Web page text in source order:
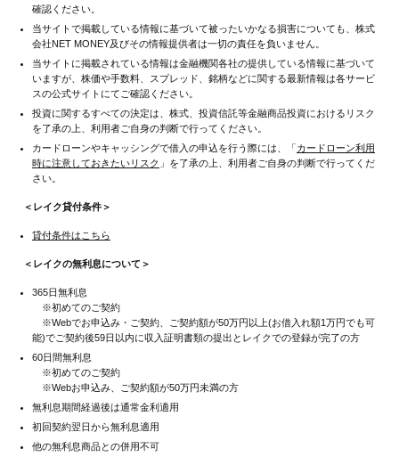
確認ください。
当サイトで掲載している情報に基づいて被ったいかなる損害についても、株式
会社NET MONEY及びその情報提供者は一切の責任を負いません。
当サイトに掲載されている情報は金融機関各社の提供している情報に基づいて
いますが、株価や手数料、スプレッド、銘柄などに関する最新情報は各サービ
スの公式サイトにてご確認ください。
投資に関するすべての決定は、株式、投資信託等金融商品投資におけるリスク
を了承の上、利用者ご自身の判断で行ってください。
カードローンやキャッシングで借入の申込を行う際には、「カードローン利用
時に注意しておきたいリスク 」を了承の上、利用者ご自身の判断で行ってくだ
さい。
＜レイク貸付条件＞
貸付条件はこちら
＜レイクの無利息について＞
365日無利息
※初めてのご契約
※Webでお申込み・ご契約、ご契約額が50万円以上(お借入れ額1万円でも可
能)でご契約後59日以内に収入証明書類の提出とレイクでの登録が完了の方
60日間無利息
※初めてのご契約
※Webお申込み、ご契約額が50万円未満の方
無利息期間経過後は通常金利適用
初回契約翌日から無利息適用
他の無利息商品との併用不可